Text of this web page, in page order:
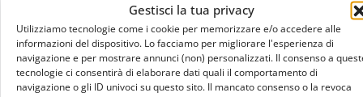
Gestisci la tua privacy
Utilizziamo tecnologie come i cookie per memorizzare e/o accedere alle
informazioni del dispositivo. Lo facciamo per migliorare l'esperienza di
navigazione e per mostrare annunci (non) personalizzati. Il consenso a
tecnologie ci consentirà di elaborare dati quali il comportamento di
navigazione o gli ID univoci su questo sito. Il mancato consenso o la revoca